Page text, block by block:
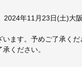
年11月23日(土)大
ます。予めご了承くだ
ください。